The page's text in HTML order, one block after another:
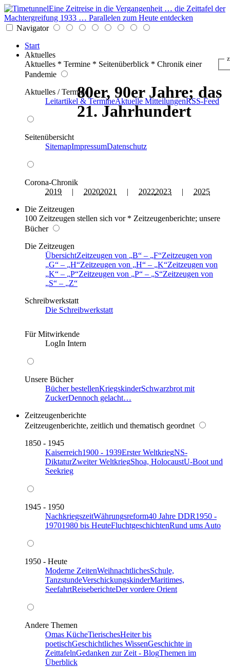
Eine Zeitreise in die Vergangenheit … die Zeittafel der
Machtergreifung 1933 … Parallelen zum Heute entdecken
Navigator
Start
Aktuelles
Aktuelles * Termine * Seitenüberblick * Chronik einer
Pandemie
Aktuelles / Termine
Leitartikel & TermineAktuelle MitteilungenRSS-Feed
Seitenübersicht
SitemapImpressumDatenschutz
Corona-Chronik
2019 | 20202021 | 20222023 | 2025
Die Zeitzeugen
100 Zeitzeugen stellen sich vor * Zeitzeugenberichte; unsere
Bücher
Die Zeitzeugen
ÜbersichtZeitzeugen von B – F Zeitzeugen von
G
– H Zeitzeugen von H – K Zeitzeugen von
K
– P Zeitzeugen von P – S Zeitzeugen von
S
–
Z
Schreibwerkstatt
Die Schreibwerkstatt
Für Mitwirkende
LogIn Intern
Unsere Bücher
Bücher bestellenKriegskinderSchwarzbrot mit
ZuckerDennoch gelacht…
Zeitzeugenberichte
Zeitzeugenberichte, zeitlich und thematisch geordnet
1850 - 1945
Kaiserreich1900 - 1939Erster WeltkriegNS-
DiktaturZweiter WeltkriegShoa, HolocaustU-Boot und
Seekrieg
1945 - 1950
NachkriegszeitWährungsreform40 Jahre DDR1950 -
19701980 bis HeuteFluchtgeschichtenRund ums Auto
1950 - Heute
Moderne ZeitenWeihnachtlichesSchule,
TanzstundeVerschickungskinderMaritimes,
SeefahrtReiseberichteDer vordere Orient
Andere Themen
Omas KücheTierischesHeiter bis
poetischGeschichtliches WissenGeschichte in
ZeittafelnGedanken zur Zeit - BlogThemen im
Überblick
80er, 90er Jahre; das
21. Jahrhundert